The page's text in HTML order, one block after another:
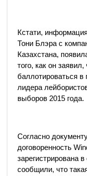
Кстати,
Тони Блэра с
Казахстана,
того, как он
баллотироваться в
лидера
выборов 2015 года.
Согласно
договоренность
зарегистрирована
сообщили, что